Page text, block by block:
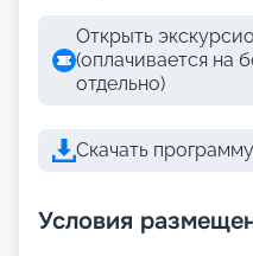
Открыть
(оплачивается на
отдельно)
Скачать
Условия